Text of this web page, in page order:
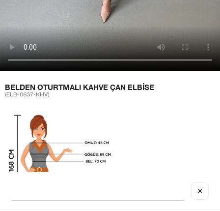
BELDEN OTURTMALI KAHVE ÇAN ELBISE
(ELB-0637-KHV)
✕